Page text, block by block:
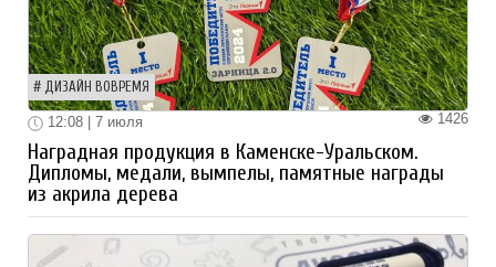
ДИЗАЙН ВОВРЕМЯ
1426
12:08 | 7 июля
Наградная продукция в Каменске-Уральском.
Дипломы, медали, вымпелы, памятные награды
из акрила дерева